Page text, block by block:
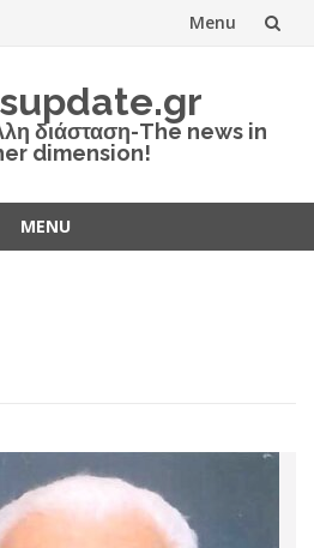
Menu
διάσταση-The news in
dimension!
MENU